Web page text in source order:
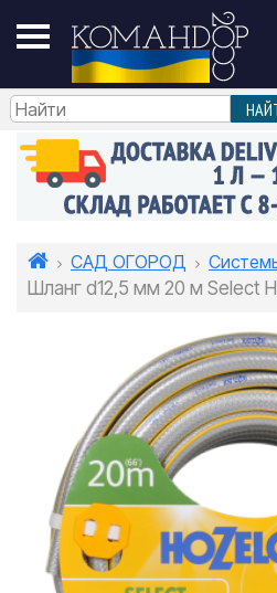
САД ОГОРОД
Шланг d12,5 мм 20 м Select